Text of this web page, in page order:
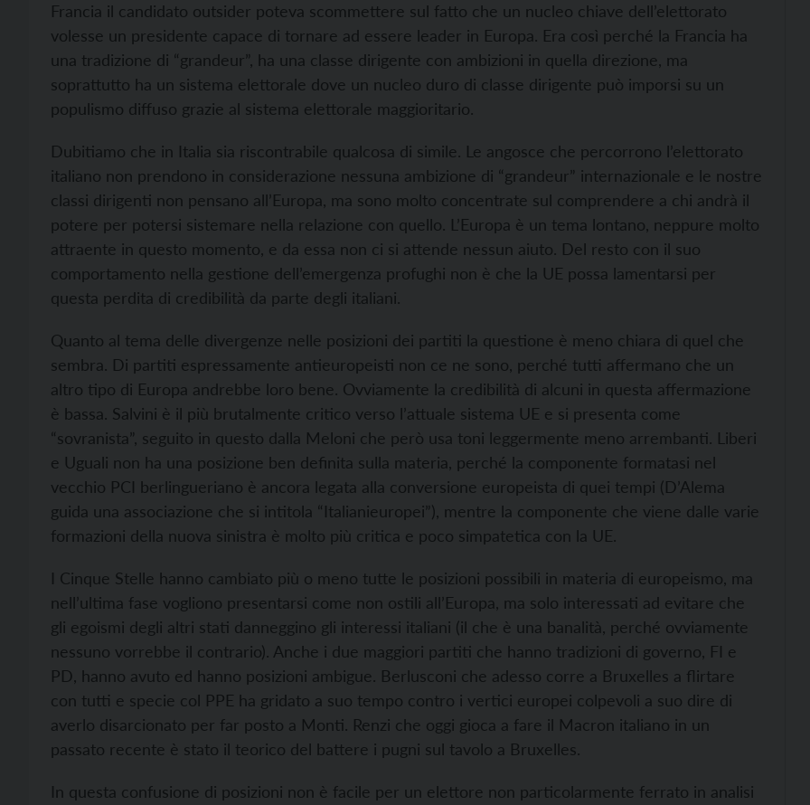
Francia il candidato outsider poteva scommettere sul fatto che un nucleo chiave dell’elettorato
volesse un presidente capace di tornare ad essere leader in Europa. Era così perché la Francia ha
una tradizione di “grandeur”, ha una classe dirigente con ambizioni in quella direzione, ma
soprattutto ha un sistema elettorale dove un nucleo duro di classe dirigente può imporsi su un
populismo diffuso grazie al sistema elettorale maggioritario.
Dubitiamo che in Italia sia riscontrabile qualcosa di simile. Le angosce che percorrono l’elettorato
italiano non prendono in considerazione nessuna ambizione di “grandeur” internazionale e le nostre
classi dirigenti non pensano all’Europa, ma sono molto concentrate sul comprendere a chi andrà il
potere per potersi sistemare nella relazione con quello. L’Europa è un tema lontano, neppure molto
attraente in questo momento, e da essa non ci si attende nessun aiuto. Del resto con il suo
comportamento nella gestione dell’emergenza profughi non è che la UE possa lamentarsi per
questa perdita di credibilità da parte degli italiani.
Quanto al tema delle divergenze nelle posizioni dei partiti la questione è meno chiara di quel che
sembra. Di partiti espressamente antieuropeisti non ce ne sono, perché tutti affermano che un
altro tipo di Europa andrebbe loro bene. Ovviamente la credibilità di alcuni in questa affermazione
è bassa. Salvini è il più brutalmente critico verso l’attuale sistema UE e si presenta come
“sovranista”, seguito in questo dalla Meloni che però usa toni leggermente meno arrembanti. Liberi
e Uguali non ha una posizione ben definita sulla materia, perché la componente formatasi nel
vecchio PCI berlingueriano è ancora legata alla conversione europeista di quei tempi (D’Alema
guida una associazione che si intitola “Italianieuropei”), mentre la componente che viene dalle varie
formazioni della nuova sinistra è molto più critica e poco simpatetica con la UE.
I Cinque Stelle hanno cambiato più o meno tutte le posizioni possibili in materia di europeismo, ma
nell’ultima fase vogliono presentarsi come non ostili all’Europa, ma solo interessati ad evitare che
gli egoismi degli altri stati danneggino gli interessi italiani (il che è una banalità, perché ovviamente
nessuno vorrebbe il contrario). Anche i due maggiori partiti che hanno tradizioni di governo, FI e
PD, hanno avuto ed hanno posizioni ambigue. Berlusconi che adesso corre a Bruxelles a flirtare
con tutti e specie col PPE ha gridato a suo tempo contro i vertici europei colpevoli a suo dire di
averlo disarcionato per far posto a Monti. Renzi che oggi gioca a fare il Macron italiano in un
passato recente è stato il teorico del battere i pugni sul tavolo a Bruxelles.
In questa confusione di posizioni non è facile per un elettore non particolarmente ferrato in analisi